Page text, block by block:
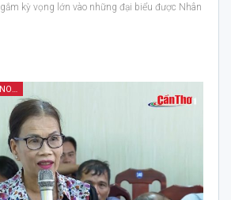
kỳ vọng lớn vào những đại biểu được Nhân
HƯỚNG VỀ NGÀY HỘI NON SÔNG